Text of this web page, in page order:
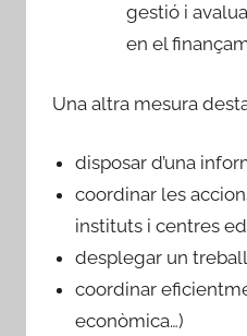
gestió i
en el
Una altra mesura
disposar d’una
coordinar les
instituts i centres
desplegar un treball
coordinar
econòmica…)